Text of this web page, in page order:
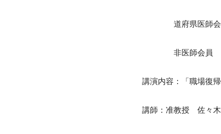
道府県医師会員及
非医師会員　
講演内容：「職場復
講師：准教授　佐々